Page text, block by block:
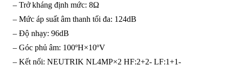
– Trở kháng định mức: 8Ω
– Mức áp suất âm thanh tối đa: 124dB
– Độ nhạy: 96dB
– Góc phủ âm: 100ºH×10ºV
– Kết nối: NEUTRIK NL4MP×2 HF:2+2- LF:1+1-